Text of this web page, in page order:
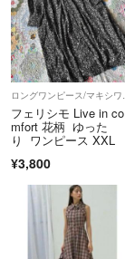
ロング
フェリシモ Live in co
mfort 花柄 ゆった
り ワンピース XXL
¥3,800